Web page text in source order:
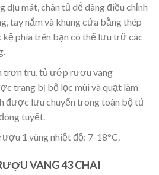
dịu mát, chân tủ dễ dàng điều chỉnh
tay nắm và khung cửa bằng thép
kệ phía trên bạn có thể lưu trữ các
trơn tru, tủ ướp rượu vang
trang bị bộ lọc mùi và quạt làm
được lưu chuyển trong toàn bộ tủ
tuyết.
1 vùng nhiệt độ: 7-18°C.
VANG 43 CHAI